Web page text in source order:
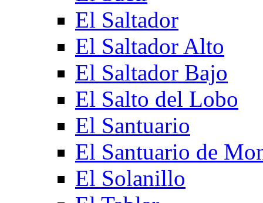
El Saltador
El Saltador Alto
El Saltador Bajo
El Salto del Lobo
El Santuario
El Santuario de
El Solanillo